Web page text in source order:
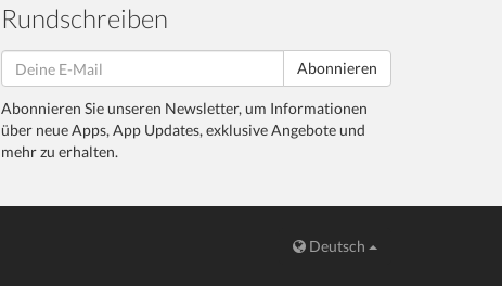
Rundschreiben
Abonnieren
Abonnieren Sie unseren Newsletter, um Informationen
über neue Apps, App Updates, exklusive Angebote und
mehr zu erhalten.
Deutsch